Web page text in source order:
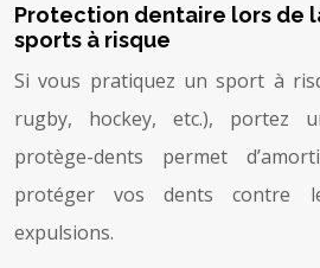
Protection dentaire lors de
sports à risque
Si vous pratiquez un sport à
rugby, hockey, etc.), portez
protège-dents permet
protéger vos dents contre
expulsions.